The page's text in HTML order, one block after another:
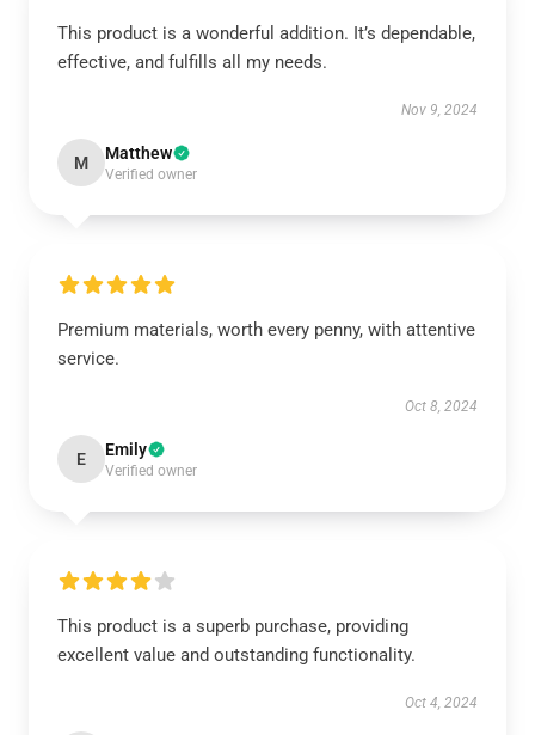
This product is a wonderful addition. It’s dependable,
effective, and fulfills all my needs.
Nov 9, 2024
M Matthew
Verified owner
Premium materials, worth every penny, with attentive
service.
Oct 8, 2024
E Emily
Verified owner
This product is a superb purchase, providing
excellent value and outstanding functionality.
Oct 4, 2024